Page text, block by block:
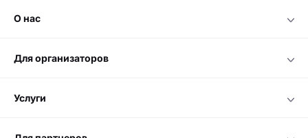
о нас
для организаторов
услуги